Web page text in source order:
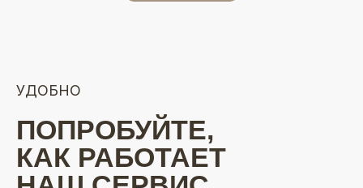
ПОПРОБУЙТЕ,
КАК РАБОТАЕТ
УДОБНО